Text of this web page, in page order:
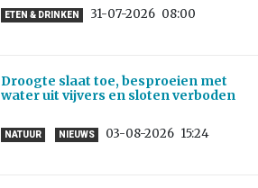
ETEN & DRINKEN 31-07-2026 08:00
Droogte slaat toe, besproeien met
water uit vijvers en sloten verboden
NATUUR NIEUWS 03-08-2026 15:24